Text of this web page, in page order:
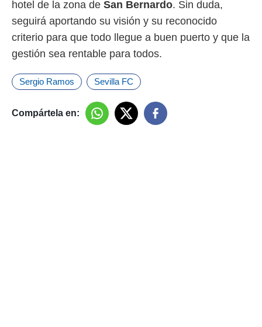
hotel de la zona de San Bernardo. Sin duda,
seguirá aportando su visión y su reconocido
criterio para que todo llegue a buen puerto y que la
gestión sea rentable para todos.
Sergio Ramos Sevilla FC
Compártela en: